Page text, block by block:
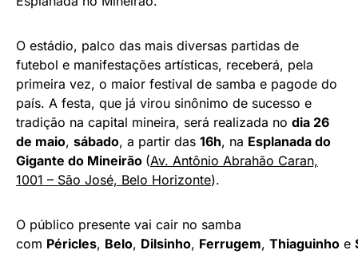
O estádio, palco das mais diversas partidas de
futebol e manifestações artísticas, receberá, pela
primeira vez, o maior festival de samba e pagode do
país. A festa, que já virou sinônimo de sucesso e
tradição na capital mineira, será realizada no dia 26
de maio, sábado, a partir das 16h, na Esplanada do
Gigante do Mineirão (Av. Antônio Abrahão Caran,
1001 – São José, Belo Horizonte).
O público presente vai cair no samba
com Péricles, Belo, Dilsinho, Ferrugem, Thiaguinho e